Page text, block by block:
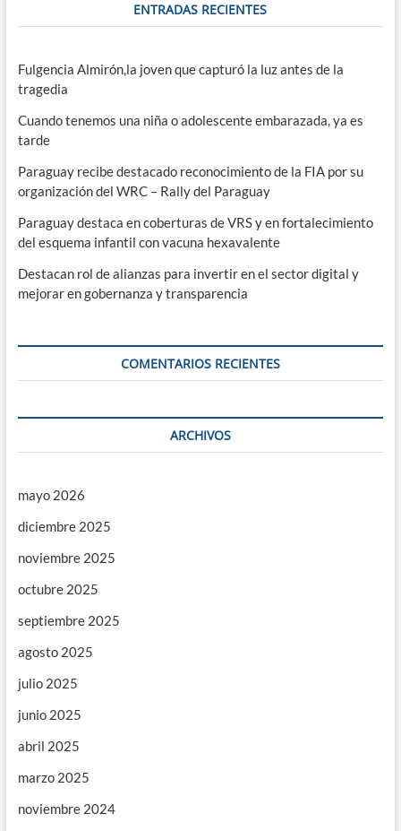
ENTRADAS RECIENTES
Fulgencia Almirón,la joven que capturó la luz antes de la
tragedia
Cuando tenemos una niña o adolescente embarazada, ya es
tarde
Paraguay recibe destacado reconocimiento de la FIA por su
organización del WRC – Rally del Paraguay
Paraguay destaca en coberturas de VRS y en fortalecimiento
del esquema infantil con vacuna hexavalente
Destacan rol de alianzas para invertir en el sector digital y
mejorar en gobernanza y transparencia
COMENTARIOS RECIENTES
ARCHIVOS
mayo 2026
diciembre 2025
noviembre 2025
octubre 2025
septiembre 2025
agosto 2025
julio 2025
junio 2025
abril 2025
marzo 2025
noviembre 2024